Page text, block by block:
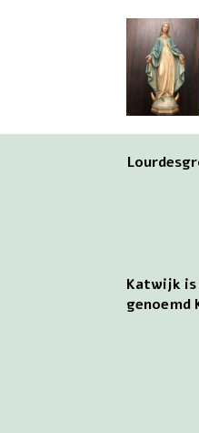
Katwijk is
genoemd